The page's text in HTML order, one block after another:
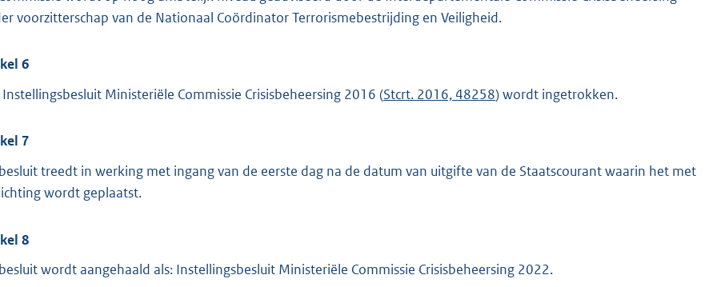
voorzitterschap van de Nationaal Coördinator Terrorismebestrijding en Veiligheid.
6
Ministeriële Commissie Crisisbeheersing 2016 (Stcrt. 2016, 48258) wordt ingetrokken.
7
treedt in werking met ingang van de eerste dag na de datum van uitgifte van de Staatscourant waarin het met
wordt geplaatst.
8
wordt aangehaald als: Instellingsbesluit Ministeriële Commissie Crisisbeheersing 2022.